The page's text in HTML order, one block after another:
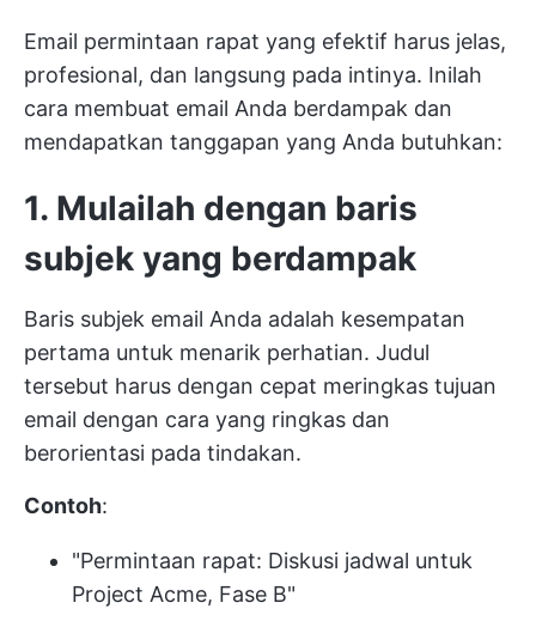
Email permintaan rapat yang efektif harus jelas,
profesional, dan langsung pada intinya. Inilah
cara membuat email Anda berdampak dan
mendapatkan tanggapan yang Anda butuhkan:
1. Mulailah dengan baris
subjek yang berdampak
Baris subjek email Anda adalah kesempatan
pertama untuk menarik perhatian. Judul
tersebut harus dengan cepat meringkas tujuan
email dengan cara yang ringkas dan
berorientasi pada tindakan.
Contoh:
"Permintaan rapat: Diskusi jadwal untuk
Project Acme, Fase B"